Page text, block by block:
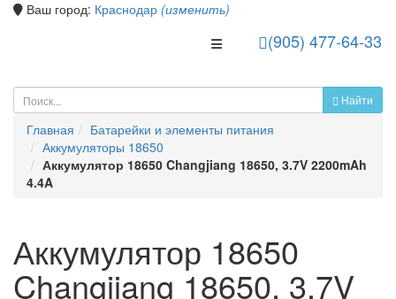
Ваш город: Краснодар (изменить)
(905) 477-64-33
Toggle Navigation
Найти
Главная
Батарейки и элементы питания
Аккумуляторы 18650
Аккумулятор 18650 Changjiang 18650, 3.7V 2200mAh
4.4A
Аккумулятор 18650
Changjiang 18650, 3.7V